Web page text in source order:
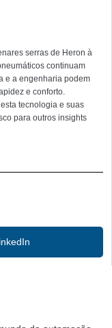
serras de Heron à
continuam
e a engenharia podem
e conforto.
tecnologia e suas
para outros insights